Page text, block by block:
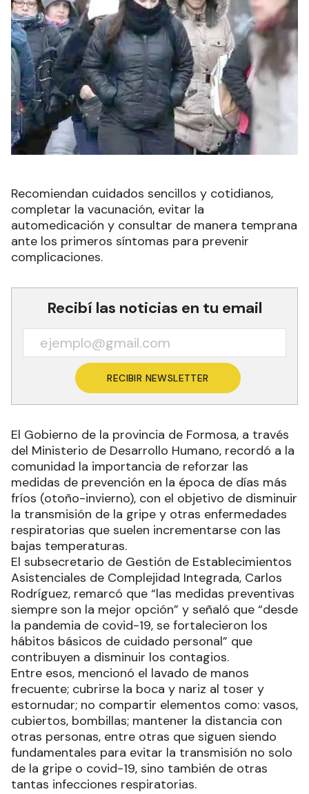
Recomiendan cuidados sencillos y cotidianos,
completar la vacunación, evitar la
automedicación y consultar de manera temprana
ante los primeros síntomas para prevenir
complicaciones.
Recibí las noticias en tu email
RECIBIR NEWSLETTER
El Gobierno de la provincia de Formosa, a través
del Ministerio de Desarrollo Humano, recordó a la
comunidad la importancia de reforzar las
medidas de prevención en la época de días más
fríos (otoño-invierno), con el objetivo de disminuir
la transmisión de la gripe y otras enfermedades
respiratorias que suelen incrementarse con las
bajas temperaturas.
El subsecretario de Gestión de Establecimientos
Asistenciales de Complejidad Integrada, Carlos
Rodríguez, remarcó que “las medidas preventivas
siempre son la mejor opción” y señaló que “desde
la pandemia de covid-19, se fortalecieron los
hábitos básicos de cuidado personal” que
contribuyen a disminuir los contagios.
Entre esos, mencionó el lavado de manos
frecuente; cubrirse la boca y nariz al toser y
estornudar; no compartir elementos como: vasos,
cubiertos, bombillas; mantener la distancia con
otras personas, entre otras que siguen siendo
fundamentales para evitar la transmisión no solo
de la gripe o covid-19, sino también de otras
tantas infecciones respiratorias.